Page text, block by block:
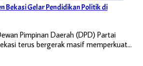
Bekasi Gelar Pendidikan Politik di
Pimpinan Daerah (DPD) Partai
terus bergerak masif memperkuat…